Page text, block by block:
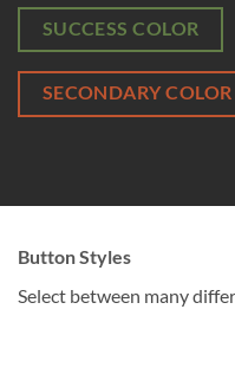
SUCCESS COLOR
SECONDARY COLOR
Button Styles
Select between many